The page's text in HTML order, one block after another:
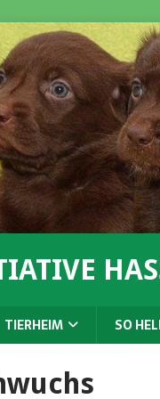
TIERHEIM SO